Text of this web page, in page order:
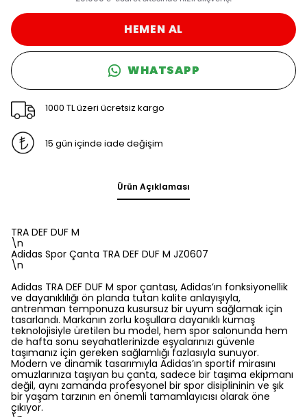
HEMEN AL
WHATSAPP
1000 TL üzeri ücretsiz kargo
15 gün içinde iade değişim
Ürün Açıklaması
TRA DEF DUF M
\n
Adidas Spor Çanta TRA DEF DUF M JZ0607
\n
Adidas TRA DEF DUF M spor çantası, Adidas’ın fonksiyonellik
ve dayanıklılığı ön planda tutan kalite anlayışıyla,
antrenman temponuza kusursuz bir uyum sağlamak için
tasarlandı. Markanın zorlu koşullara dayanıklı kumaş
teknolojisiyle üretilen bu model, hem spor salonunda hem
de hafta sonu seyahatlerinizde eşyalarınızı güvenle
taşımanız için gereken sağlamlığı fazlasıyla sunuyor.
Modern ve dinamik tasarımıyla Adidas’ın sportif mirasını
omuzlarınıza taşıyan bu çanta, sadece bir taşıma ekipmanı
değil, aynı zamanda profesyonel bir spor disiplininin ve şık
bir yaşam tarzının en önemli tamamlayıcısı olarak öne
çıkıyor.